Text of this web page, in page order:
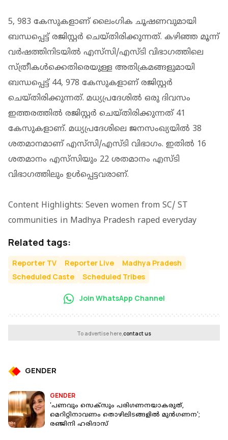
5, 983 കേസുകളാണ് ലൈംഗിക ചൂഷണവുമായി
ബന്ധപ്പെട്ട് രജിസ്റ്റര്‍ ചെയ്തിരിക്കുന്നത്. കഴിഞ്ഞ മൂന്ന്
വര്‍ഷത്തിനിടയില്‍ എസ്‌സി/എസ്ടി വിഭാഗത്തിലെ
സ്ത്രീകള്‍ക്കെതിരെയുള്ള അതിക്രമങ്ങളുമായി
ബന്ധപ്പെട്ട് 44, 978 കേസുകളാണ് രജിസ്റ്റര്‍
ചെയ്തിരിക്കുന്നത്. മധ്യപ്രദേശില്‍ ഒരു ദിവസം
ഇത്തരത്തില്‍ രജിസ്റ്റര്‍ ചെയ്തിരിക്കുന്നത് 41
കേസുകളാണ്. മധ്യപ്രദേശിലെ ജനസംഖ്യയില്‍ 38
ശതമാനമാണ് എസ്‌സി/എസ്ടി വിഭാഗം. ഇതില്‍ 16
ശതമാനം എസ്‌സിയും 22 ശതമാനം എസ്ടി
വിഭാഗത്തിലും ഉള്‍പ്പെട്ടവരാണ്.
Content Highlights: Seven women from SC/ ST
communities in Madhya Pradesh raped everyday
Related tags:
Reporter TV Reporter Live
Madhya Pradesh
Scheduled Caste
Scheduled Tribes
Join WhatsApp Channel
To advertise here,contact us
GENDER
GENDER
'പണവും സെക്‌സും പരിഗണനയാകരുത്,
മെറിറ്റിനാവണം തൊഴിലിടങ്ങളിൽ മുൻഗണന';
രഞ്ജിനി ഹരിദാസ്